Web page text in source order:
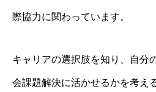
際協力に関わっています。
キャリアの選択肢を知り、自分
会課題解決に活かせるかを考え